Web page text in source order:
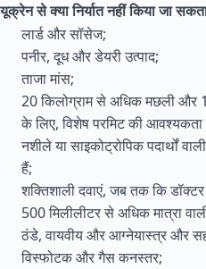
यूक्रेन से क्या निर्यात नहीं किया जा
लार्ड और सॉसेज;
पनीर, दूध और डेयरी उत्पाद;
ताजा मांस;
20 किलोग्राम से अधिक मछली और
के लिए, विशेष परमिट की आवश्यकता
नशीले या साइकोट्रोपिक पदार्थों
हैं;
शक्तिशाली दवाएं, जब तक कि डॉक्टर
500 मिलीलीटर से अधिक मात्रा
ठंडे, वायवीय और आग्नेयास्त्र और
विस्फोटक और गैस कनस्तर;